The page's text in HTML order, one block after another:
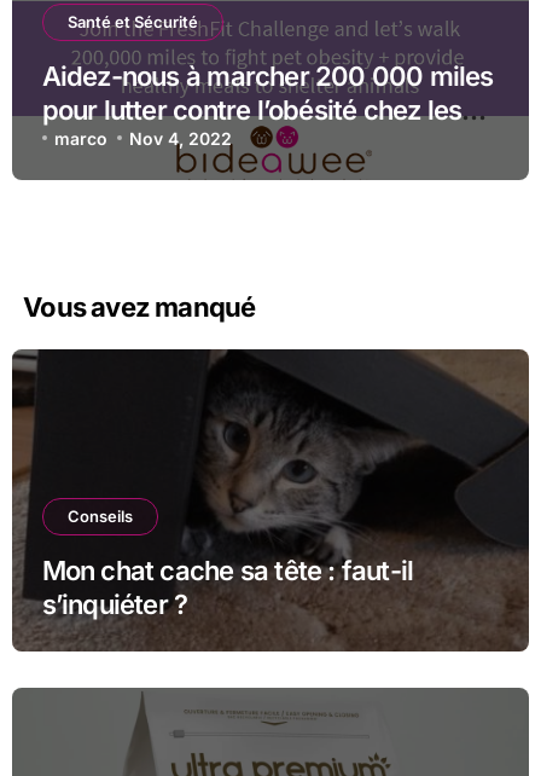
Santé et Sécurité
Aidez-nous à marcher 200 000 miles
pour lutter contre l’obésité chez les
animaux de compagnie dans le
FreshFit Challenge !
marco Nov 4, 2022
Vous avez manqué
Conseils
Mon chat cache sa tête : faut-il
s’inquiéter ?